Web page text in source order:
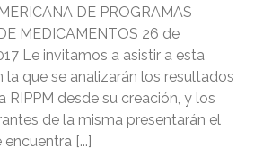
DE PROGRAMAS
MEDICAMENTOS 26 de
Le invitamos a asistir a esta
la que se analizarán los resultados
RIPPM desde su creación, y los
de la misma presentarán el
[...]